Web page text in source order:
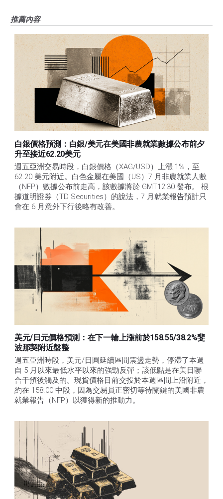
推薦內容
白銀價格預測：白銀/美元在美國非農就業數據公布前夕
升至接近62.20美元
週五亞洲交易時段，白銀價格（XAG/USD）上漲 1%，至
62.20 美元附近。白色金屬在美國（US）7 月非農就業人數
（NFP）數據公布前走高，該數據將於 GMT12:30 發布。 根
據道明證券（TD Securities）的說法，7 月就業報告預計只
會在 6 月意外下行後略有改善。
美元/日元價格預測：在下一輪上漲前於158.55/38.2%斐
波那契附近盤整
週五亞洲時段，美元/日圓延續區間震盪走勢，停滯了本週
自 5 月以來最低水平以來的強勁反彈；該低點是在美日聯
合干預後觸及的。現貨價格目前交投於本週區間上沿附近，
約在 158.00 中段，因為交易員正密切等待關鍵的美國非農
就業報告（NFP）以獲得新的推動力。